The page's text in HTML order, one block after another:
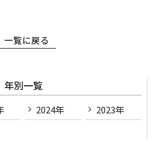
一覧に戻る
年別一覧
2024年 2023年